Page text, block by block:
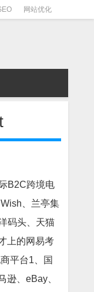
网站优化
销技巧
B2C跨境电
、兰亭集
码头、天猫
上的网易考
平台1、国
逊、eBay、